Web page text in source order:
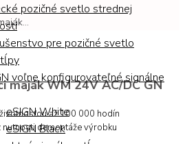
pozičné svetlo strednej
pre pozičné svetlo
voľne konfigurovateľné signálne
eSIGN White
eSIGN Black
maják WM 24V AC/DC GN
až 100 000 hodín
demontáže výrobku